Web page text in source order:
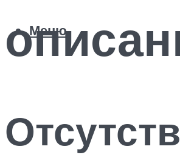
Меню